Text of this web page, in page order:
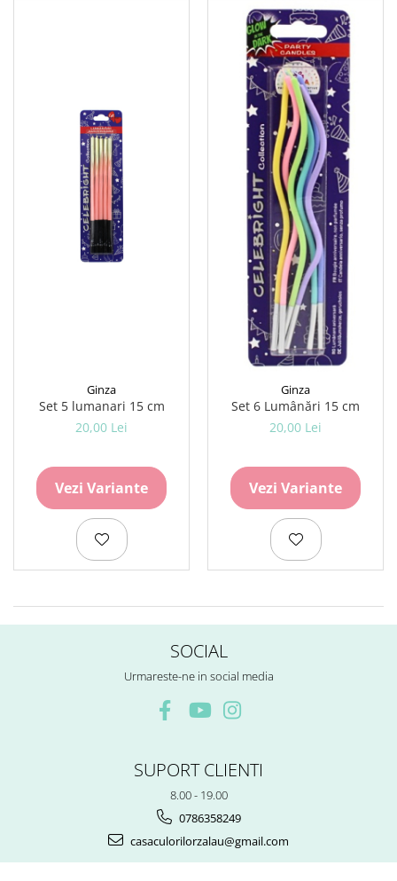
Ginza
Set 5 lumanari 15 cm
20,00 Lei
Vezi Variante
Ginza
Set 6 Lumânări 15 cm
20,00 Lei
Vezi Variante
SOCIAL
Urmareste-ne in social media
SUPORT CLIENTI
8.00 - 19.00
0786358249
casaculorilorzalau@gmail.com